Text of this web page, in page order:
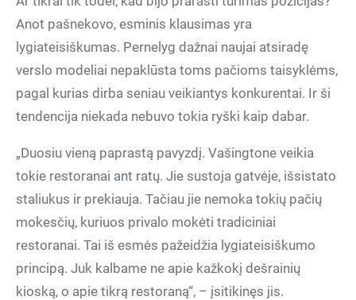
Anot pašnekovo, esminis klausimas yra
lygiateisiškumas. Pernelyg dažnai naujai atsiradę
verslo modeliai nepaklūsta toms pačioms taisyklėms,
pagal kurias dirba seniau veikiantys konkurentai. Ir ši
tendencija niekada nebuvo tokia ryški kaip dabar.
„Duosiu vieną paprastą pavyzdį. Vašingtone veikia
tokie restoranai ant ratų. Jie sustoja gatvėje, išsistato
staliukus ir prekiauja. Tačiau jie nemoka tokių pačių
mokesčių, kuriuos privalo mokėti tradiciniai
restoranai. Tai iš esmės pažeidžia lygiateisiškumo
principą. Juk kalbame ne apie kažkokį dešrainių
kioską, o apie tikrą restoraną“, – įsitikinęs jis.